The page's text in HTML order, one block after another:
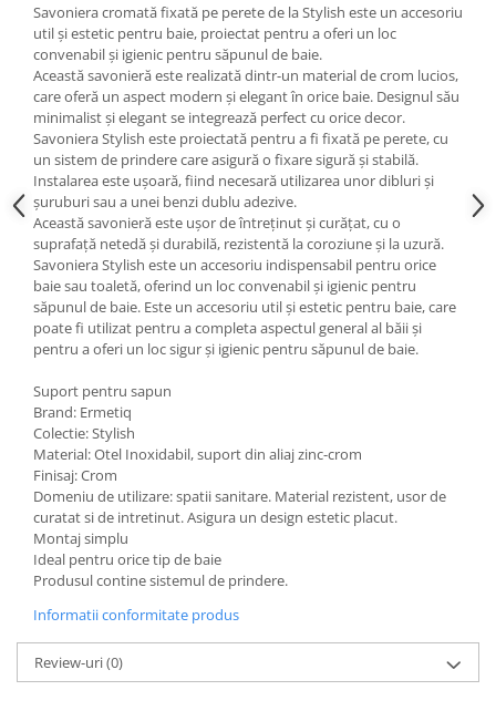
Savoniera cromată fixată pe perete de la Stylish este un accesoriu
util și estetic pentru baie, proiectat pentru a oferi un loc
convenabil și igienic pentru săpunul de baie.
Această savonieră este realizată dintr-un material de crom lucios,
care oferă un aspect modern și elegant în orice baie. Designul său
minimalist și elegant se integrează perfect cu orice decor.
Savoniera Stylish este proiectată pentru a fi fixată pe perete, cu
un sistem de prindere care asigură o fixare sigură și stabilă.
Instalarea este ușoară, fiind necesară utilizarea unor dibluri și
șuruburi sau a unei benzi dublu adezive.
Această savonieră este ușor de întreținut și curățat, cu o
suprafață netedă și durabilă, rezistentă la coroziune și la uzură.
Savoniera Stylish este un accesoriu indispensabil pentru orice
baie sau toaletă, oferind un loc convenabil și igienic pentru
săpunul de baie. Este un accesoriu util și estetic pentru baie, care
poate fi utilizat pentru a completa aspectul general al băii și
pentru a oferi un loc sigur și igienic pentru săpunul de baie.
Suport pentru sapun
Brand: Ermetiq
Colectie: Stylish
Material: Otel Inoxidabil, suport din aliaj zinc-crom
Finisaj: Crom
Domeniu de utilizare: spatii sanitare. Material rezistent, usor de
curatat si de intretinut. Asigura un design estetic placut.
Montaj simplu
Ideal pentru orice tip de baie
Produsul contine sistemul de prindere.
Informatii conformitate produs
Review-uri(0)